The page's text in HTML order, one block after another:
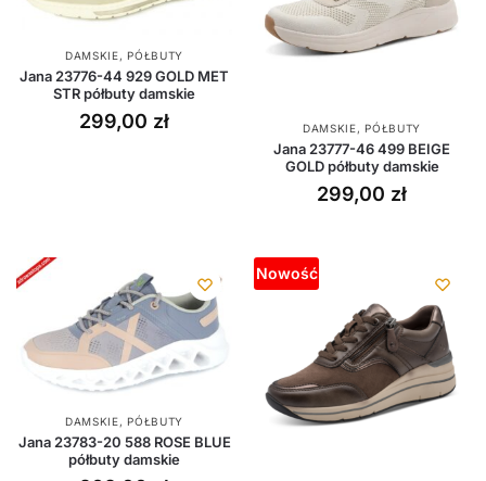
DAMSKIE,PÓŁBUTY
Jana 23776-44 929 GOLD MET
STR półbuty damskie
299,00 zł DAMSKIE,PÓŁBUTY
Jana 23777-46 499 BEIGE
GOLD półbuty damskie
299,00 zł
DAMSKIE,PÓŁBUTY
Jana 23783-20 588 ROSE BLUE
półbuty damskie
Nowość